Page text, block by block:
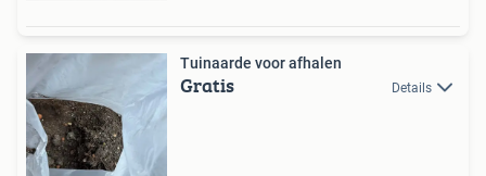
Tuinaarde voor afhalen
Gratis Details